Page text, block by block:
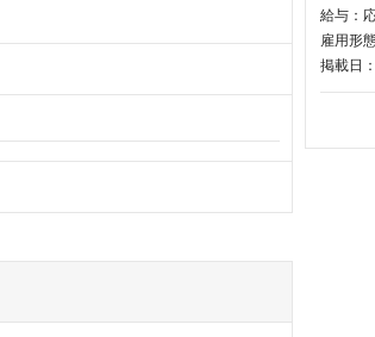
給与：
雇用形
掲載日：